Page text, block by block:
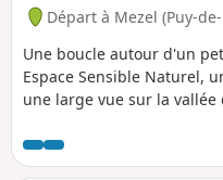
Départ à Mezel (Puy-
Une boucle autour d'un
Espace Sensible Naturel,
une large vue sur la
Mezel.